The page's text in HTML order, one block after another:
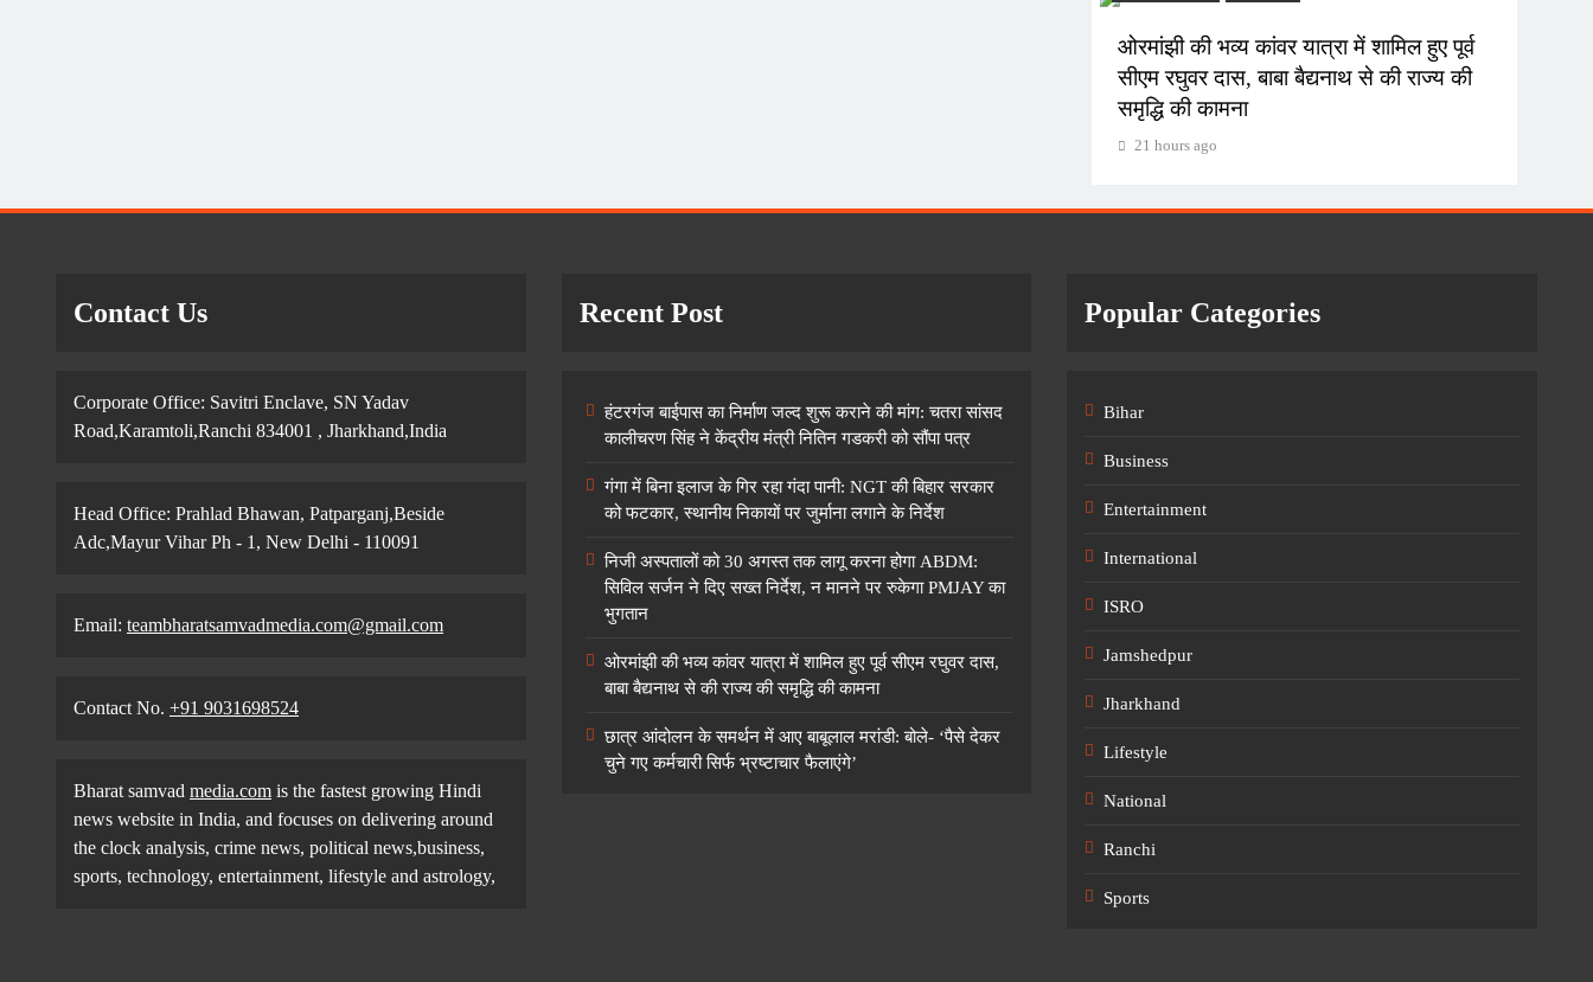
ओरमांझी की भव्य कांवर यात्रा में शामिल हुए पूर्व
सीएम रघुवर दास, बाबा बैद्यनाथ से की राज्य की
समृद्धि की कामना
21 hours ago
Contact Us
Corporate Office: Savitri Enclave, SN Yadav
Road,Karamtoli,Ranchi 834001 , Jharkhand,India
Head Office: Prahlad Bhawan, Patparganj,Beside
Adc,Mayur Vihar Ph - 1, New Delhi - 110091
Email: teambharatsamvadmedia.com@gmail.com
Contact No. ‪ +91 9031698524
Bharat samvad media.com is the fastest growing Hindi
news website in India, and focuses on delivering around
the clock analysis, crime news, political news,business,
sports, technology, entertainment, lifestyle and astrology,
Recent Post
हंटरगंज बाईपास का निर्माण जल्द शुरू कराने की मांग: चतरा सांसद
कालीचरण सिंह ने केंद्रीय मंत्री नितिन गडकरी को सौंपा पत्र
गंगा में बिना इलाज के गिर रहा गंदा पानी: NGT की बिहार सरकार
को फटकार, स्थानीय निकायों पर जुर्माना लगाने के निर्देश
निजी अस्पतालों को 30 अगस्त तक लागू करना होगा ABDM:
सिविल सर्जन ने दिए सख्त निर्देश, न मानने पर रुकेगा PMJAY का
भुगतान
ओरमांझी की भव्य कांवर यात्रा में शामिल हुए पूर्व सीएम रघुवर दास,
बाबा बैद्यनाथ से की राज्य की समृद्धि की कामना
छात्र आंदोलन के समर्थन में आए बाबूलाल मरांडी: बोले- ‘पैसे देकर
चुने गए कर्मचारी सिर्फ भ्रष्टाचार फैलाएंगे’
Popular Categories
Bihar
Business
Entertainment
International
ISRO
Jamshedpur
Jharkhand
Lifestyle
National
Ranchi
Sports